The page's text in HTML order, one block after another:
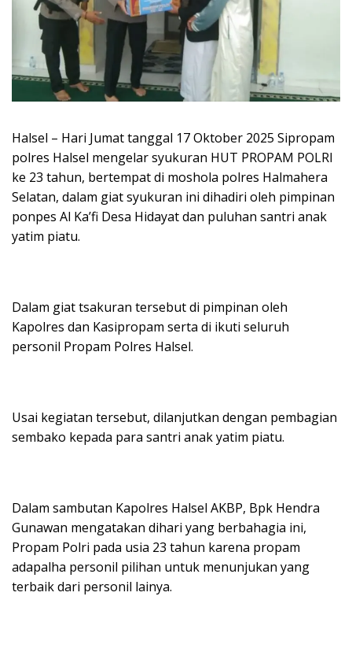
Halsel – Hari Jumat tanggal 17 Oktober 2025 Sipropam
polres Halsel mengelar syukuran HUT PROPAM POLRI
ke 23 tahun, bertempat di moshola polres Halmahera
Selatan, dalam giat syukuran ini dihadiri oleh pimpinan
ponpes Al Ka’fi Desa Hidayat dan puluhan santri anak
yatim piatu.
Dalam giat tsakuran tersebut di pimpinan oleh
Kapolres dan Kasipropam serta di ikuti seluruh
personil Propam Polres Halsel.
Usai kegiatan tersebut, dilanjutkan dengan pembagian
sembako kepada para santri anak yatim piatu.
Dalam sambutan Kapolres Halsel AKBP, Bpk Hendra
Gunawan mengatakan dihari yang berbahagia ini,
Propam Polri pada usia 23 tahun karena propam
adapalha personil pilihan untuk menunjukan yang
terbaik dari personil lainya.